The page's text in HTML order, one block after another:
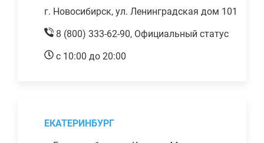
г. Новосибирск, ул. Ленинградская дом 101
8 (800) 333-62-90, Официальный статус
с 10:00 до 20:00
ЕКАТЕРИНБУРГ